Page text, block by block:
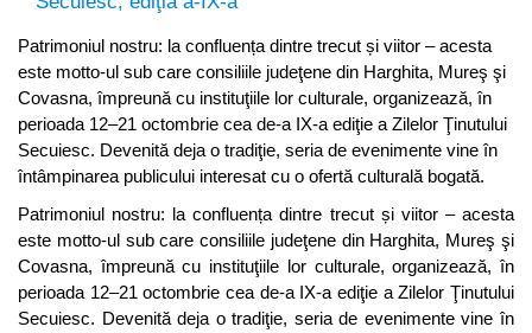
Patrimoniul nostru: la confluența dintre trecut și viitor – acesta
este motto-ul sub care consiliile judeţene din Harghita, Mureş şi
Covasna, împreună cu instituţiile lor culturale, organizează, în
perioada 12–21 octombrie cea de-a IX-a ediţie a Zilelor Ţinutului
Secuiesc. Devenită deja o tradiţie, seria de evenimente vine în
întâmpinarea publicului interesat cu o ofertă culturală bogată.
Patrimoniul nostru: la confluența dintre trecut și viitor – acesta
este motto-ul sub care consiliile judeţene din Harghita, Mureş şi
Covasna, împreună cu instituţiile lor culturale, organizează, în
perioada 12–21 octombrie cea de-a IX-a ediţie a Zilelor Ţinutului
Secuiesc. Devenită deja o tradiţie, seria de evenimente vine în